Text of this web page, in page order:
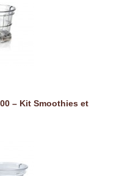
– Kit Smoothies et